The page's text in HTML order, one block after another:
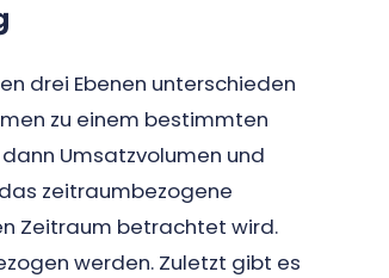
drei Ebenen unterschieden
zu einem bestimmten
Umsatzvolumen und
zeitraumbezogene
Zeitraum betrachtet wird.
werden. Zuletzt gibt es